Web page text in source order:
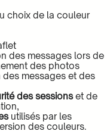
choix de la couleur
messages lors de
des photos
messages et des
des sessionset de
utilisés par les
des couleurs.